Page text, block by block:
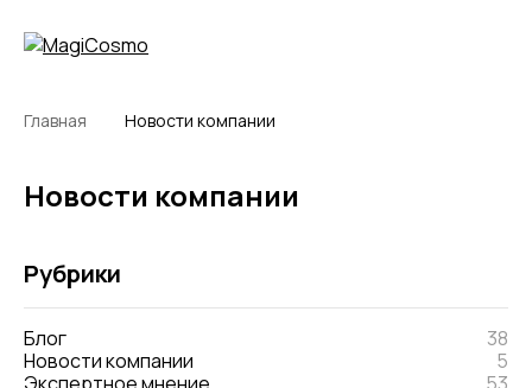
Главная Новости компании
Новости компании
Рубрики
Блог
38
Новости компании
5